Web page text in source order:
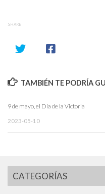
SHARE
TAMBIÉN TE PODRÍA
9 de mayo, el Día de la Victoria
2023-05-10
CATEGORÍAS